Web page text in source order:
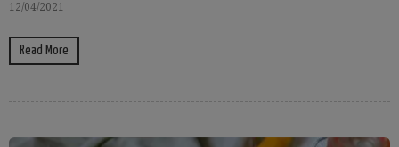
12/04/2021
Read More